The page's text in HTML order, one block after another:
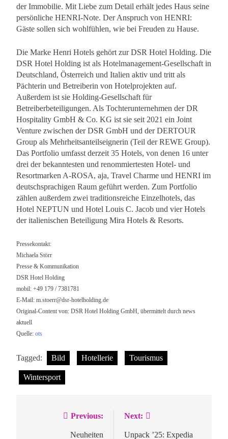
der Immobilie. Mit Liebe zum Detail erhält jedes Haus seine
persönliche HENRI-Note. Der Anspruch von HENRI:
Gäste sollen sich wohlfühlen, wie bei Freuden zu Hause.
Die Marke Henri Hotels gehört zur DSR Hotel Holding. Die
DSR Hotel Holding ist als Hotelmanagement-Gesellschaft in
Deutschland, Österreich und Italien aktiv und tritt als
Pächterin und Betreiberin von Hotelprojekten auf.
Außerdem ist sie Holding-Gesellschaft für
Betreiberbeteiligungen. Als Tochterunternehmen der DR
Hospitality GmbH & Co. KG ist sie seit 2021 ein Joint
Venture zwischen der DSR GmbH und der DERTOUR
Group als Mehrheitsanteilseignerin (Teil der REWE Group).
Das Portfolio umfasst derzeit 35 Hotels, von denen 16 unter
drei der bekanntesten und renommiertesten Hotel- und
Resortmarken A-ROSA, aja, Travel Charme und HENRI im
deutschsprachigen Raum geführt werden. Zum Portfolio
zählen außerdem zwei traditionsreiche Einzelhotels, das
Hotel NEPTUN und Hotel Louis C. Jacob und vier Hotels
der italienischen Beteiligung Mira Hotels & Resorts.
Pressekontakt:
Michaela Störr
Presse & Kommunikation
DSR Hotel Holding
mobil: +49 179 / 7381781
E-Mail: m.stoerr@dsr-hotelholding.de
Original-Content von: DSR Hotel Holding GmbH, übermittelt durch news
aktuell
Quelle: ots
Tagged: Bild Hotellerie Tourismus
Wintersport
Beitragsnavigation
Previous:
Neuheiten
Next:
Unpack ’25: Expedia